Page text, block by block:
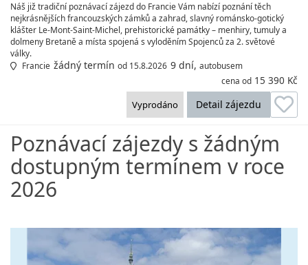
Náš již tradiční poznávací zájezd do Francie Vám nabízí poznání těch
nejkrásnějších francouzských zámků a zahrad, slavný románsko-gotický
klášter Le-Mont-Saint-Michel, prehistorické památky – menhiry, tumuly a
dolmeny Bretaně a místa spojená s vyloděním Spojenců za 2. světové
války.
Francie žádný termín od 15.8.2026 9 dní, autobusem
cena od 15 390 Kč
Detail zájezdu
Vyprodáno
Poznávací zájezdy s žádným
dostupným termínem v roce
2026